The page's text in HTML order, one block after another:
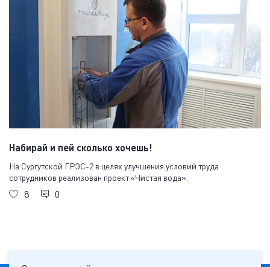
Набирай и пей сколько хочешь!
На Сургутской ГРЭС-2 в целях улучшения условий труда
сотрудников реализован проект «Чистая вода».
8 0